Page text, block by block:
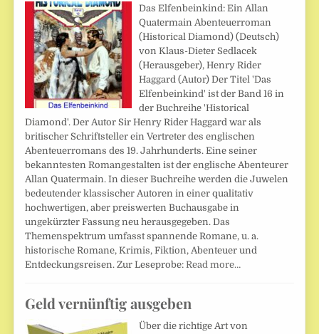
Das Elfenbeinkind: Ein Allan
Quatermain Abenteuerroman
(Historical Diamond) (Deutsch)
von Klaus-Dieter Sedlacek
(Herausgeber), Henry Rider
Haggard (Autor) Der Titel 'Das
Elfenbeinkind' ist der Band 16 in
der Buchreihe 'Historical
Diamond'. Der Autor Sir Henry Rider Haggard war als
britischer Schriftsteller ein Vertreter des englischen
Abenteuerromans des 19. Jahrhunderts. Eine seiner
bekanntesten Romangestalten ist der englische Abenteurer
Allan Quatermain. In dieser Buchreihe werden die Juwelen
bedeutender klassischer Autoren in einer qualitativ
hochwertigen, aber preiswerten Buchausgabe in
ungekürzter Fassung neu herausgegeben. Das
Themenspektrum umfasst spannende Romane, u. a.
historische Romane, Krimis, Fiktion, Abenteuer und
Entdeckungsreisen. Zur Leseprobe:Read more…
Geld vernünftig ausgeben
Über die richtige Art von